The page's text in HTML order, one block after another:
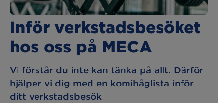
Inför verkstadsbesöket
hos oss på MECA
Vi förstår du inte kan tänka på allt. Därför
hjälper vi dig med en komihåglista inför
ditt verkstadsbesök